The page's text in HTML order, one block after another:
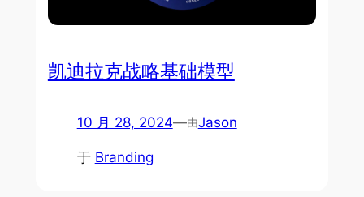
凯迪拉克战略基础模型
10 月 28, 2024—由Jason
于 Branding